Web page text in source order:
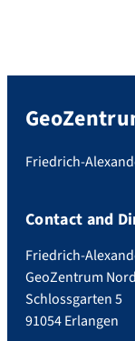
Friedrich-
Contact and
Friedrich-
GeoZentrum
Schlossgarten 5
91054 Erlangen